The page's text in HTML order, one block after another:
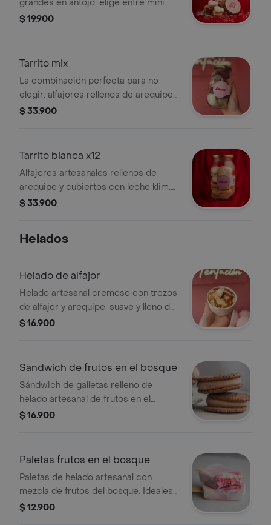
grandes en antojo. elige entre mini
alfajores rellenos de arequipe o mini
rápido.
$ 19.900
Tarrito mix
La combinación perfecta para no
elegir: alfajores rellenos de arequipe
y brownies suaves reunidos en un
$ 33.900
Tarrito bianca x12
Alfajores artesanales rellenos de
arequipe y cubiertos con leche klim.
un clásico irresistible, perfecto para
$ 33.900
Helados
Helado de alfajor
Helado artesanal cremoso con trozos
de alfajor y arequipe. suave y lleno de
ese sabor clásico que siempre
$ 16.900
Sandwich de frutos en el bosque
Sándwich de galletas relleno de
helado artesanal de frutos en el
bosque.
$ 16.900
Paletas frutos en el bosque
Paletas de helado artesanal con
mezcla de frutos del bosque. Ideales
para disfrutar de un antojo frío.
$ 12.900